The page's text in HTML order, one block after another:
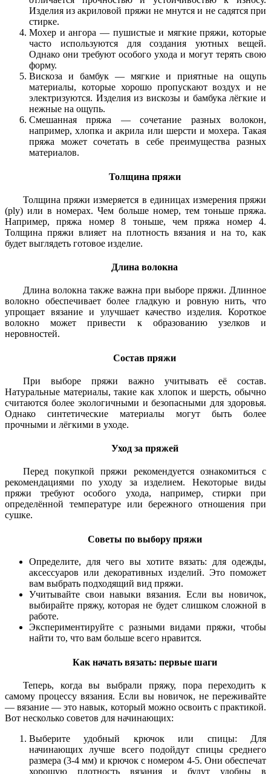
Изделия из акриловой пряжи не мнутся и не садятся при
стирке.
Мохер и ангора — пушистые и мягкие пряжи, которые
часто используются для создания уютных вещей.
Однако они требуют особого ухода и могут терять свою
форму.
Вискоза и бамбук — мягкие и приятные на ощупь
материалы, которые хорошо пропускают воздух и не
электризуются. Изделия из вискозы и бамбука лёгкие и
нежные на ощупь.
Смешанная пряжа — сочетание разных волокон,
например, хлопка и акрила или шерсти и мохера. Такая
пряжа может сочетать в себе преимущества разных
материалов.
Толщина пряжи
Толщина пряжи измеряется в единицах измерения пряжи
(ply) или в номерах. Чем больше номер, тем тоньше пряжа.
Например, пряжа номер 8 тоньше, чем пряжа номер 4.
Толщина пряжи влияет на плотность вязания и на то, как
будет выглядеть готовое изделие.
Длина волокна
Длина волокна также важна при выборе пряжи. Длинное
волокно обеспечивает более гладкую и ровную нить, что
упрощает вязание и улучшает качество изделия. Короткое
волокно может привести к образованию узелков и
неровностей.
Состав пряжи
При выборе пряжи важно учитывать её состав.
Натуральные материалы, такие как хлопок и шерсть, обычно
считаются более экологичными и безопасными для здоровья.
Однако синтетические материалы могут быть более
прочными и лёгкими в уходе.
Уход за пряжей
Перед покупкой пряжи рекомендуется ознакомиться с
рекомендациями по уходу за изделием. Некоторые виды
пряжи требуют особого ухода, например, стирки при
определённой температуре или бережного отношения при
сушке.
Советы по выбору пряжи
Определите, для чего вы хотите вязать: для одежды,
аксессуаров или декоративных изделий. Это поможет
вам выбрать подходящий вид пряжи.
Учитывайте свои навыки вязания. Если вы новичок,
выбирайте пряжу, которая не будет слишком сложной в
работе.
Экспериментируйте с разными видами пряжи, чтобы
найти то, что вам больше всего нравится.
Как начать вязать: первые шаги
Теперь, когда вы выбрали пряжу, пора переходить к
самому процессу вязания. Если вы новичок, не переживайте
— вязание — это навык, который можно освоить с практикой.
Вот несколько советов для начинающих:
Выберите удобный крючок или спицы: Для
начинающих лучше всего подойдут спицы среднего
размера (3-4 мм) и крючок с номером 4-5. Они обеспечат
хорошую плотность вязания и будут удобны в